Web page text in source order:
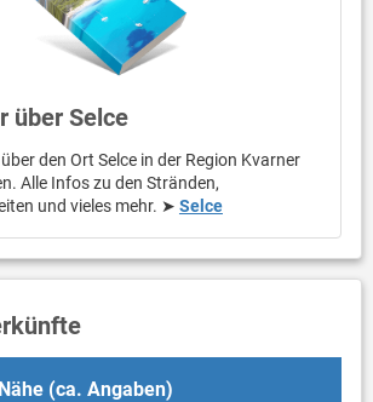
über Selce
den Ort Selce in der Region Kvarner
Alle Infos zu den Stränden,
und vieles mehr. ➤ Selce
(ca. Angaben)